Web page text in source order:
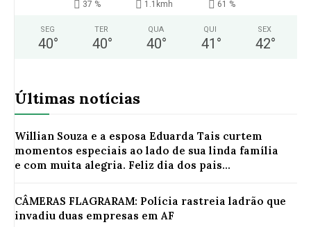
37 % 1.1kmh 61 %
SEG
40°
TER
40°
QUA
40°
QUI
41 °
SEX
42°
Últimas notícias
Willian Souza e a esposa Eduarda Tais curtem
momentos especiais ao lado de sua linda família
e com muita alegria. Feliz dia dos pais...
CÂMERAS FLAGRARAM: Polícia rastreia ladrão que
invadiu duas empresas em AF